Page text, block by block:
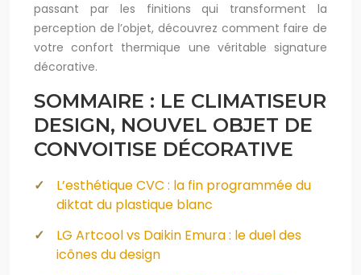
passant par les finitions qui transforment la
perception de l’objet, découvrez comment faire de
votre confort thermique une véritable signature
décorative.
SOMMAIRE : LE CLIMATISEUR
DESIGN, NOUVEL OBJET DE
CONVOITISE DÉCORATIVE
L’esthétique CVC : la fin programmée du
diktat du plastique blanc
LG Artcool vs Daikin Emura : le duel des
icônes du design